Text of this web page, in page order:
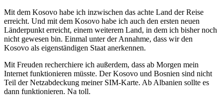
Mit dem Kosovo habe ich inzwischen das achte Land der Reise
erreicht. Und mit dem Kosovo habe ich auch den ersten neuen
Länderpunkt erreicht, einem weiterem Land, in dem ich bisher noch
nicht gewesen bin. Einmal unter der Annahme, dass wir den
Kosovo als eigenständigen Staat anerkennen.
Mit Freuden recherchiere ich außerdem, dass ab Morgen mein
Internet funktionieren müsste. Der Kosovo und Bosnien sind nicht
Teil der Netzabdeckung meiner SIM-Karte. Ab Albanien sollte es
dann funktionieren. Na toll.